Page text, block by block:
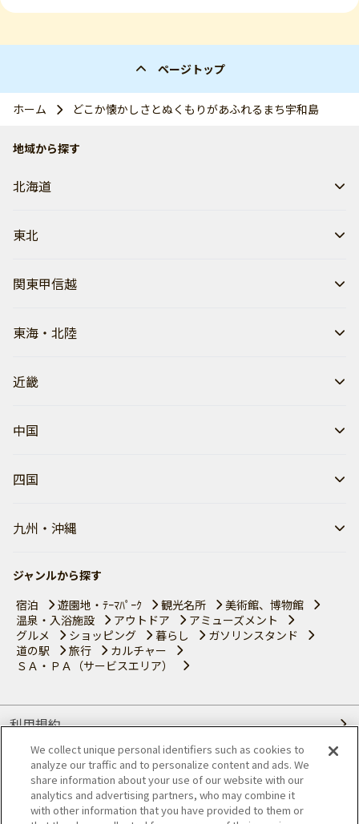
ページトップ
ホーム どこか懐かしさとぬくもりがあふれるまち宇和島
地域から探す
北海道
東北
関東甲信越
東海・北陸
近畿
中国
四国
九州・沖縄
ジャンルから探す
宿泊
遊園地・ﾃｰﾏﾊﾟｰｸ 観光名所
美術館、博物館
温泉・入浴施設
アウトドア
アミューズメント
グルメ
ショッピング 暮らし
ガソリンスタンド
道の駅
旅行
カルチャー
ＳＡ・ＰＡ（サービスエリア）
利用規約
個人情報の取り扱いについて
会員優待サービスの提携をご検討の方へ
We collect unique personal identifiers such as cookies to
analyze our traffic and to personalize content and ads. We
share information about your use of our website with our
analytics and advertising partners, who may combine it
with other information that you have provided to them or